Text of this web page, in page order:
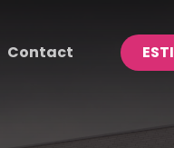
Contact ESTI